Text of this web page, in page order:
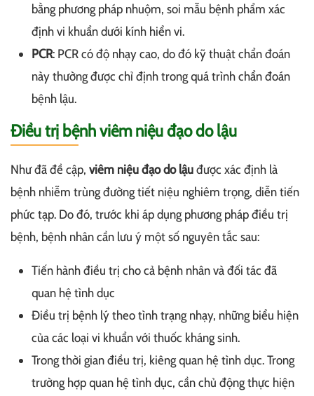
bằng phương pháp nhuộm, soi mẫu bệnh phẩm xác
định vi khuẩn dưới kính hiển vi.
PCR: PCR có độ nhạy cao, do đó kỹ thuật chẩn đoán
này thường được chỉ định trong quá trình chẩn đoán
bệnh lậu.
Điều trị bệnh viêm niệu đạo do lậu
Như đã đề cập, viêm niệu đạo do lậuđược xác định là
bệnh nhiễm trùng đường tiết niệu nghiêm trọng, diễn tiến
phức tạp. Do đó, trước khi áp dụng phương pháp điều trị
bệnh, bệnh nhân cần lưu ý một số nguyên tắc sau:
Tiến hành điều trị cho cả bệnh nhân và đối tác đã
quan hệ tình dục
Điều trị bệnh lý theo tình trạng nhạy, những biểu hiện
của các loại vi khuẩn với thuốc kháng sinh.
Trong thời gian điều trị, kiêng quan hệ tình dục. Trong
trường hợp quan hệ tình dục, cần chủ động thực hiện